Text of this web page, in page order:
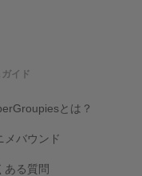
イド
とは？
メバウンド
ある質問